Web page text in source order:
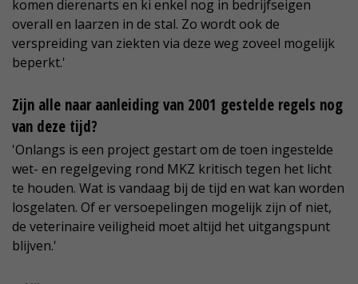
komen dierenarts en ki enkel nog in bedrijfseigen
overall en laarzen in de stal. Zo wordt ook de
verspreiding van ziekten via deze weg zoveel mogelijk
beperkt.'
Zijn alle naar aanleiding van 2001 gestelde regels nog
van deze tijd?
'Onlangs is een project gestart om de toen ingestelde
wet- en regelgeving rond MKZ kritisch tegen het licht
te houden. Wat is vandaag bij de tijd en wat kan worden
losgelaten. Of er versoepelingen mogelijk zijn of niet,
de veterinaire veiligheid moet altijd het uitgangspunt
blijven.'